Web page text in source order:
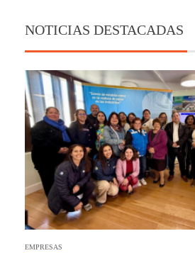
NOTICIAS DESTACADAS
EMPRESAS